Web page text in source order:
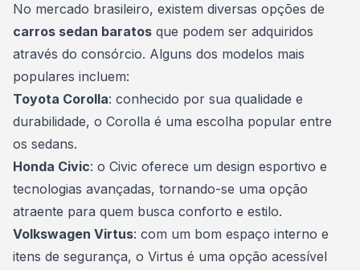
No mercado brasileiro, existem diversas opções de
carros sedan baratos que podem ser adquiridos
através do consórcio. Alguns dos modelos mais
populares incluem:
Toyota Corolla: conhecido por sua qualidade e
durabilidade, o Corolla é uma escolha popular entre
os sedans.
Honda Civic: o Civic oferece um design esportivo e
tecnologias avançadas, tornando-se uma opção
atraente para quem busca conforto e estilo.
Volkswagen Virtus: com um bom espaço interno e
itens de segurança, o Virtus é uma opção acessível